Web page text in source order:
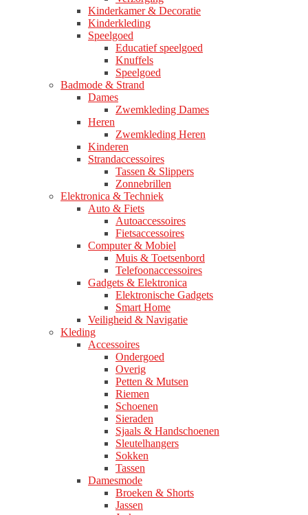
Kinderkamer & Decoratie
Kinderkleding
Speelgoed
Educatief speelgoed
Knuffels
Speelgoed
Badmode & Strand
Dames
Zwemkleding Dames
Heren
Zwemkleding Heren
Kinderen
Strandaccessoires
Tassen & Slippers
Zonnebrillen
Elektronica & Techniek
Auto & Fiets
Autoaccessoires
Fietsaccessoires
Computer & Mobiel
Muis & Toetsenbord
Telefoonaccessoires
Gadgets & Elektronica
Elektronische Gadgets
Smart Home
Veiligheid & Navigatie
Kleding
Accessoires
Ondergoed
Overig
Petten & Mutsen
Riemen
Schoenen
Sieraden
Sjaals & Handschoenen
Sleutelhangers
Sokken
Tassen
Damesmode
Broeken & Shorts
Jassen